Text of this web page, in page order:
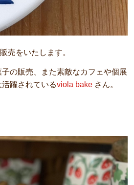
売をいたします。
の販売、また素敵なカフェや個展
躍されているviola bake さん。